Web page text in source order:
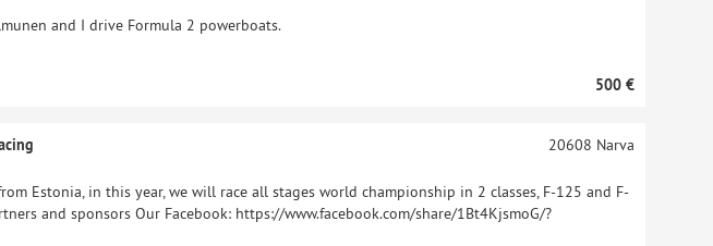
and I drive Formula 2 powerboats.
500 €
Estonia, in this year, we will race all stages world championship in 2 classes, F-125 and F-
and sponsors Our Facebook: https://www.facebook.com/share/1Bt4KjsmoG/?
20608 Narva